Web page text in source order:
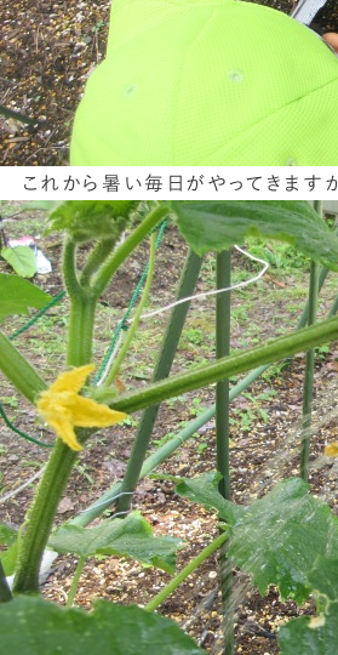
これから暑い毎日がやってきます